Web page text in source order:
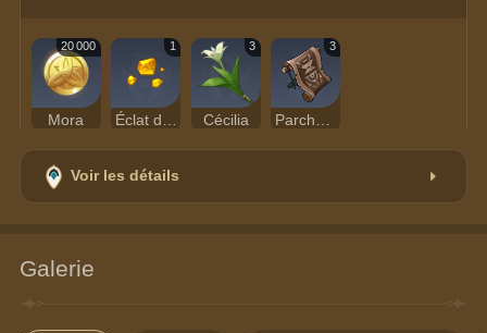
20 000
Mora
1 3
Cécilia
3
Voir les détails
Galerie